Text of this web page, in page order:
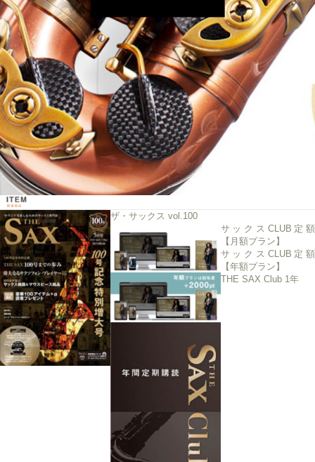
ザ・サックス vol.100
サックスCLUB定額
【月額プラン】
サックスCLUB定額
【年額プラン】
THE SAX Club 1年